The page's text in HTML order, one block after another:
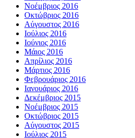
Νοέμβριος 2016
Οκτώβριος 2016
Αύγουστος 2016
Ιούλιος 2016
Ιούνιος 2016
Μάιος 2016
Απρίλιος 2016
Μάρτιος 2016
Φεβρουάριος 2016
Ιανουάριος 2016
Δεκέμβριος 2015
Νοέμβριος 2015
Οκτώβριος 2015
Αύγουστος 2015
Ιούλιος 2015